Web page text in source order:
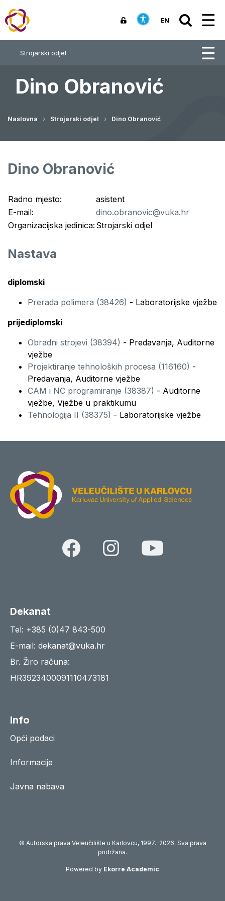
EN
Strojarski odjel
Dino Obranović
Naslovna Strojarski odjel Dino Obranović
Dino Obranović
Radno mjesto:
asistent
E-mail:
dino.obranovic@vuka.hr
Organizacijska jedinica: Strojarski odjel
Nastava
diplomski
Prerada polimera (38426) - Laboratorijske vježbe
prijediplomski
Obradni strojevi (38394) - Predavanja, Auditorne
vježbe
Projektiranje tehnoloških procesa (116160) -
Predavanja, Auditorne vježbe
CAM i NC programiranje (38387) - Auditorne
vježbe, Vježbe u praktikumu
Tehnologija II (38375) - Laboratorijske vježbe
Dekanat
Tel: +385 (0)47 843-500
E-mail: dekanat@vuka.hr
Br. Žiro računa:
HR3923400091110473181
Info
Opći podaci
Informacije
Javna nabava
© Autorska prava Veleučilište u Karlovcu, 1997.-2026. Sva prava
pridržana.
Powered by Ekorre Academic